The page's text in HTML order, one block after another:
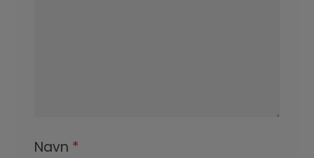
Navn *